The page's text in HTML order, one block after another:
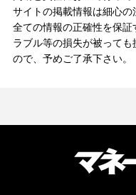
サイトの掲載情報は細心
全ての情報の正確性を保
ラブル等の損失が被って
ので、予めご了承下さい。